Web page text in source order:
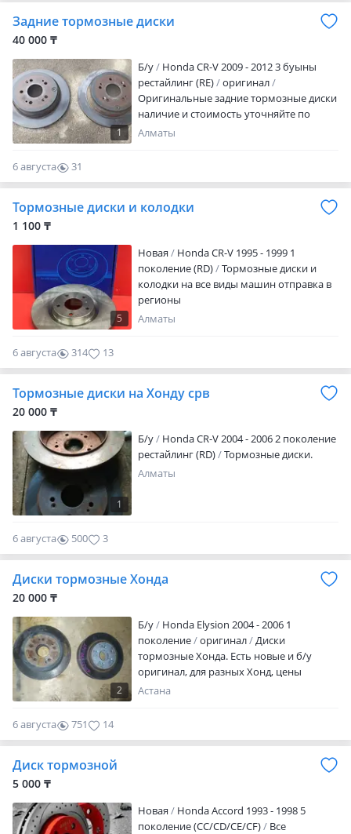
Задние тормозные диски
40 000 ₸
1
Б/y
Honda CR-V 2009 - 2012 3 буыны
рестайлинг (RE)
оригинал
Оригинальные задние тормозные диски
наличие и стоимость уточняйте по
телефону отправка в регионы
Алматы
6 августа
31
0
Тормозные диски и колодки
1 100 ₸
5
Новая
Honda CR-V 1995 - 1999 1
поколение (RD)
Тормозные диски и
колодки на все виды машин отправка в
регионы
Алматы
6 августа 314 13
Тормозные диски на Хонду срв
20 000 ₸
1
Б/y
Honda CR-V 2004 - 2006 2 поколение
рестайлинг (RD)
Тормозные диски.
Алматы
6 августа 500 3
Диски тормозные Хонда
20 000 ₸
2
Б/y
Honda Elysion 2004 - 2006 1
поколение
оригинал
Диски
тормозные Хонда. Есть новые и б/у
оригинал, для разных Хонд, цены
наличие уточняйте
Астана
6 августа 751 14
Диск тормозной
5 000 ₸
Новая
Honda Accord 1993 - 1998 5
поколение (CC/CD/CE/CF)
Все